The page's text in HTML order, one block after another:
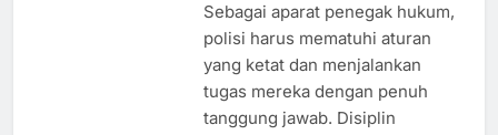
Sebagai aparat penegak hukum,
polisi harus mematuhi aturan
yang ketat dan menjalankan
tugas mereka dengan penuh
tanggung jawab. Disiplin